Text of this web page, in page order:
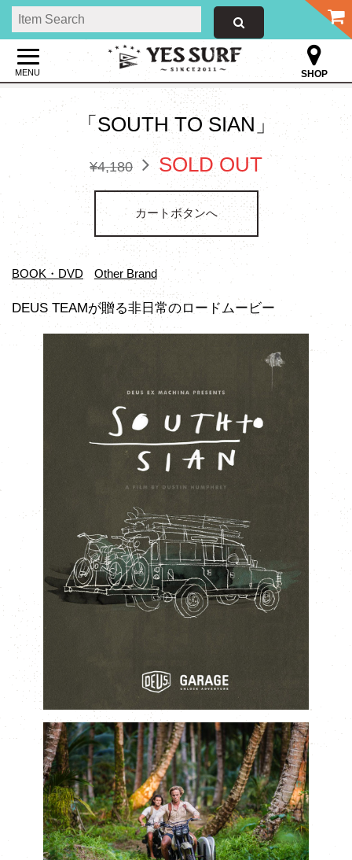
MENU SHOP
「SOUTH TO SIAN」
¥4,180 SOLD OUT
カートボタンへ
BOOK・DVD Other Brand
DEUS TEAMが贈る非日常のロードムービー